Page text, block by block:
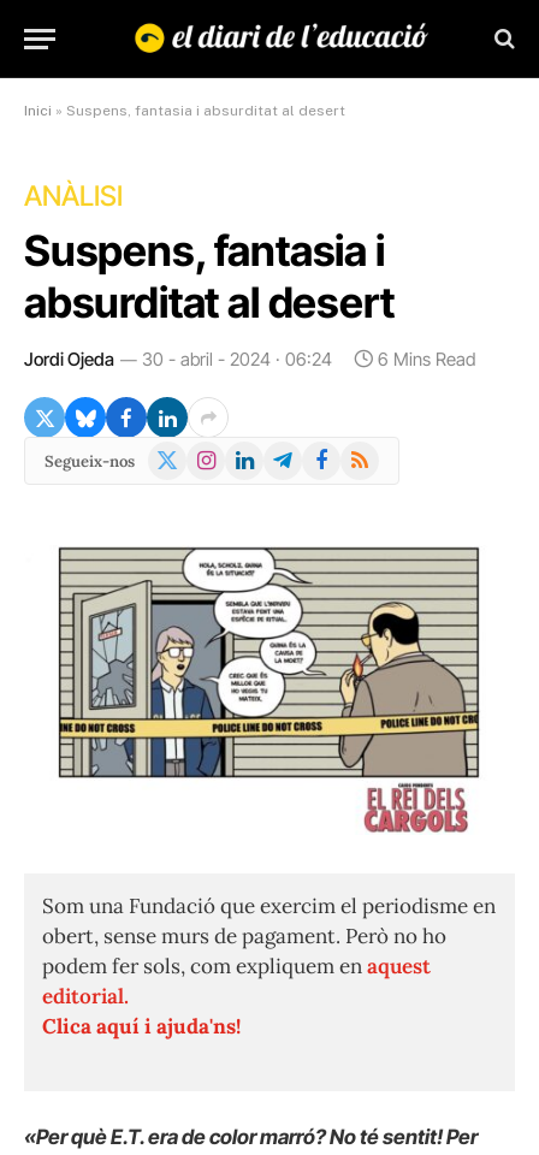
Inici » Suspens, fantasia i absurditat al desert
ANÀLISI
Suspens, fantasia i
absurditat al desert
Jordi Ojeda 30 - abril - 2024 · 06:24 6 Mins Read
Segueix-nos
X
Instagram
LinkedInTelegramFacebook
RSS
Som una Fundació que exercim el periodisme en
obert, sense murs de pagament. Però no ho
podem fer sols, com expliquem enaquest
editorial.
Clica aquí i ajuda'ns!
«Per què E.T. era de color marró? No té sentit! Per